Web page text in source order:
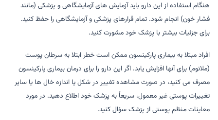
هنگام استفاده از این دارو باید آزمایش های آزمایشگاهی و پزشکی (مانند
فشار خون) انجام شود. تمام قرارهای پزشکی و آزمایشگاهی را حفظ کنید.
برای جزئیات بیشتر با پزشک خود مشورت کنید.
افراد مبتلا به بیماری پارکینسون ممکن است خطر ابتلا به سرطان پوست
(ملانوم) برای آنها افزایش یابد. اگر این دارو را برای درمان بیماری پارکینسون
مصرف می کنید، در صورت مشاهده تغییر در شکل یا اندازه خال ها یا سایر
تغییرات پوستی غیر معمول، سریعاً به پزشک خود اطلاع دهید. در مورد
معاینات منظم پوستی از پزشک سؤال کنید.